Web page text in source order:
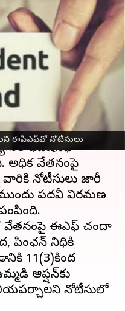
ఈపీఎఫ్‌వో నోటీసులు
ఈపీఎఫ్‌వో
భవిషనిధి
అధిక వేతనంపై
వారికి నోటీసులు జారీ
పదవీ విరమణ
వేతనంపై ఈపీఎఫ్ చందా
పింఛన్ నిధికి
11(3)కింద
ఆప్షన్‌కు
నోటీసులో